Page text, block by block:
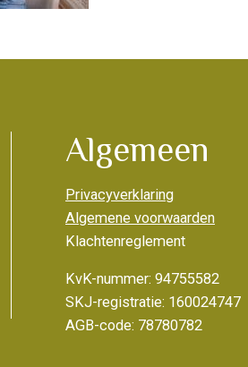
Algemeen
Privacyverklaring
Algemene voorwaarden
Klachtenreglement
KvK-nummer: 94755582
SKJ-registratie: 160024747
AGB-code: 78780782